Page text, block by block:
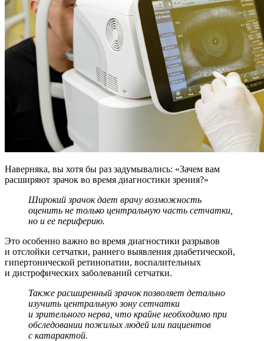
Наверняка, вы хотя бы раз задумывались: «Зачем вам
расширяют зрачок во время диагностики зрения?»
Широкий зрачок дает врачу возможность
оценить не только центральную часть сетчатки,
но и ее периферию.
Это особенно важно во время диагностики разрывов
и отслойки сетчатки, раннего выявления диабетической,
гипертонической ретинопатии, воспалительных
и дистрофических заболеваний сетчатки.
Также расширенный зрачок позволяет детально
изучить центральную зону сетчатки
и зрительного нерва, что крайне необходимо при
обследовании пожилых людей или пациентов
с катарактой.